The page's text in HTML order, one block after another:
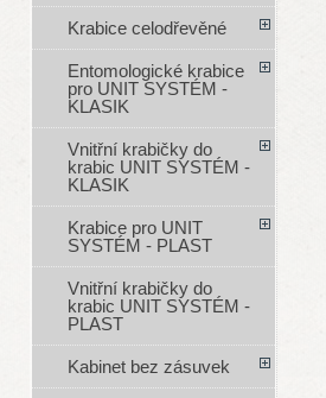
Krabice celodřevěné
Entomologické krabice
pro UNIT SYSTÉM -
KLASIK
Vnitřní krabičky do
krabic UNIT SYSTÉM -
KLASIK
Krabice pro UNIT
SYSTÉM - PLAST
Vnitřní krabičky do
krabic UNIT SYSTÉM -
PLAST
Kabinet bez zásuvek